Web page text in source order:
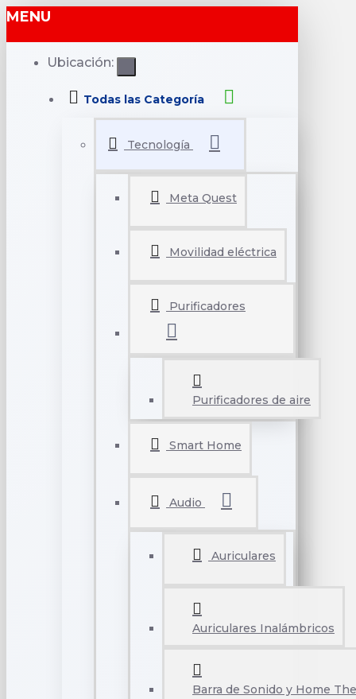
MENU
Ubicación:
Todas las Categoría
Tecnología
Meta Quest
Movilidad eléctrica
Purificadores
Purificadores de aire
Smart Home
Audio
Auriculares
Auriculares Inalámbricos
Barra de Sonido y Home